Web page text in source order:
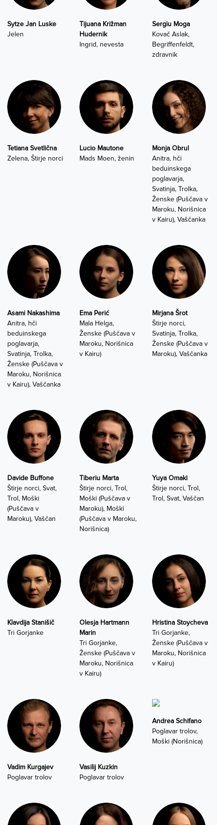
Sytze Jan Luske
Jelen
Tijuana Križman
Hudernik
Ingrid, nevesta
Sergiu Moga
Kovač Aslak,
Begriffenfeldt,
zdravnik
Tetiana Svetlična
Zelena, Štirje norci
Lucio Mautone
Mads Moen, ženin
Monja Obrul
Anitra, hči
beduinskega
poglavarja,
Svatinja, Trolka,
Ženske (Puščava v
Maroku, Norišnica
v Kairu), Vaščanka
Asami Nakashima
Anitra, hči
beduinskega
poglavarja,
Svatinja, Trolka,
Ženske (Puščava v
Maroku, Norišnica
v Kairu), Vaščanka
Ema Perić
Mala Helga,
Ženske (Puščava v
Maroku, Norišnica
v Kairu)
Mirjana Šrot
Štirje norci,
Svatinja, Trolka,
Ženske (Puščava v
Maroku), Vaščanka
Davide Buffone
Štirje norci, Svat,
Trol, Moški
(Puščava v
Maroku), Vaščan
Tiberiu Marta
Štirje norci, Trol,
Moški (Puščava v
Maroku), Moški
(Puščava v Maroku,
Norišnica)
Yuya Omaki
Štirje norci, Trol,
Trol, Svat, Vaščan
Klavdija Stanišič
Tri Gorjanke
Olesja Hartmann
Marin
Tri Gorjanke,
Ženske (Puščava v
Maroku, Norišnica
v Kairu)
Hristina Stoycheva
Tri Gorjanke,
Ženske (Puščava v
Maroku, Norišnica
v Kairu)
Vadim Kurgajev
Poglavar trolov
Vasilij Kuzkin
Poglavar trolov
Andrea Schifano
Poglavar trolov,
Moški (Norišnica)